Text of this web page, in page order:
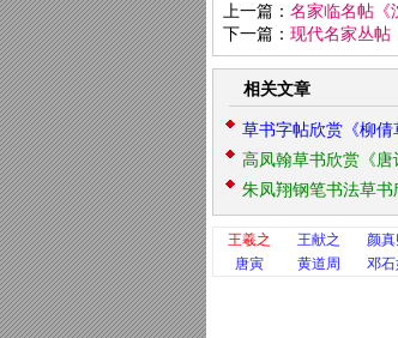
上一篇： 名家临名帖《
下一篇： 现代名家丛帖
相关文章
草书字帖欣赏《柳倩
高凤翰草书欣赏《唐
朱凤翔钢笔书法草书
王羲之 王献之 颜真
唐寅
黄道周 邓石